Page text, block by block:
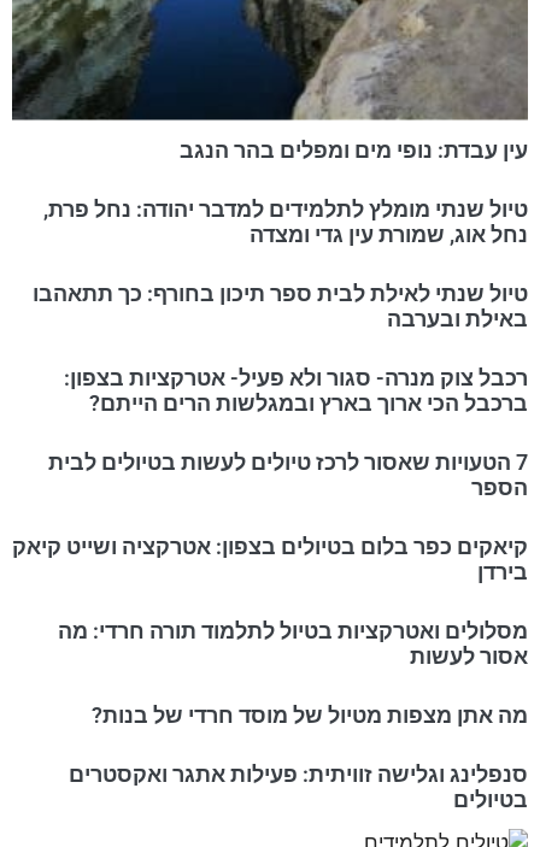
עין עבדת: נופי מים ומפלים בהר הנגב
טיול שנתי מומלץ לתלמידים למדבר יהודה: נחל פרת,
נחל אוג, שמורת עין גדי ומצדה
טיול שנתי לאילת לבית ספר תיכון בחורף: כך תתאהבו
באילת ובערבה
רכבל צוק מנרה- סגור ולא פעיל- אטרקציות בצפון:
ברכבל הכי ארוך בארץ ובמגלשות הרים הייתם?
7 הטעויות שאסור לרכז טיולים לעשות בטיולים לבית
הספר
קיאקים כפר בלום בטיולים בצפון: אטרקציה ושייט קיאק
בירדן
מסלולים ואטרקציות בטיול לתלמוד תורה חרדי: מה
אסור לעשות
מה אתן מצפות מטיול של מוסד חרדי של בנות?
סנפלינג וגלישה זוויתית: פעילות אתגר ואקסטרים
בטיולים